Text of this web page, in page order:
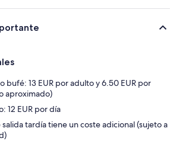
bufé: 13 EUR por adulto y 6.50 EUR por
aproximado)
12 EUR por día
tardía tiene un coste adicional (sujeto a